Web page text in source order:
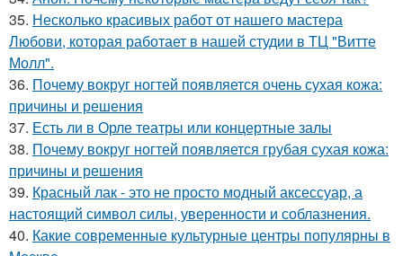
35. Несколько красивых работ от нашего мастера
Любови, которая работает в нашей студии в ТЦ "Витте
Молл".
36. Почему вокруг ногтей появляется очень сухая кожа:
причины и решения
37. Есть ли в Орле театры или концертные залы
38. Почему вокруг ногтей появляется грубая сухая кожа:
причины и решения
39. Красный лак - это не просто модный аксессуар, а
настоящий символ силы, уверенности и соблазнения.
40. Какие современные культурные центры популярны в